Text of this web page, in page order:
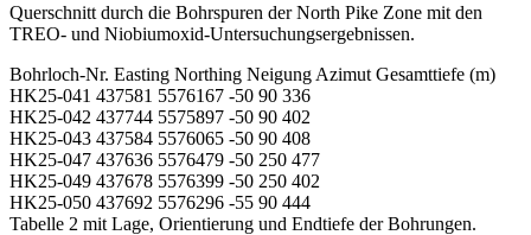
Querschnitt durch die Bohrspuren der North Pike Zone mit den
TREO- und Niobiumoxid-Untersuchungsergebnissen.
Bohrloch-Nr. Easting Northing Neigung Azimut Gesamttiefe (m)
HK25-041 437581 5576167 -50 90 336
HK25-042 437744 5575897 -50 90 402
HK25-043 437584 5576065 -50 90 408
HK25-047 437636 5576479 -50 250 477
HK25-049 437678 5576399 -50 250 402
HK25-050 437692 5576296 -55 90 444
Tabelle 2 mit Lage, Orientierung und Endtiefe der Bohrungen.